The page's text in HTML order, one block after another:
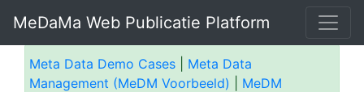
MeDaMa Web Publicatie Platform
Meta Data Demo Cases
Meta Data
Management (MeDM Voorbeeld)
MeDM